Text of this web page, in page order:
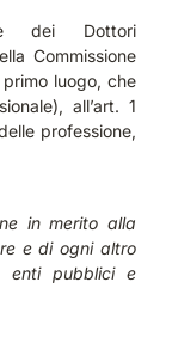
dei Dottori
Commissione
luogo, che
all’art. 1
professione,
in merito alla
e di ogni altro
enti pubblici e